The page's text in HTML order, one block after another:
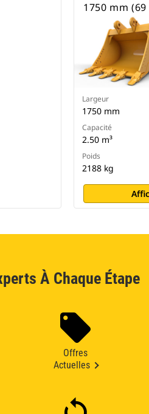
1750 mm
Largeur
1750 mm
Capacité
2.50 m³
Poids
2188 kg
À Chaque Étape
Offres
Actuelles